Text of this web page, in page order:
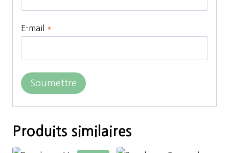
E-mail *
Produits similaires